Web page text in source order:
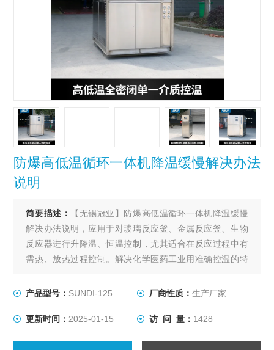
防爆高低温循环一体机降温缓慢解决办法
说明
简要描述：
【无锡冠亚】防爆高低温循环一体机降温缓慢
解决办法说明，应用于对玻璃反应釜、金属反应釜、生物
反应器进行升降温、恒温控制，尤其适合在反应过程中有
需热、放热过程控制。解决化学医药工业用准确控温的特
进程的加热及冷却、恒温系统。
产品型号： SUNDI-125 厂商性质： 生产厂家
更新时间： 2025-01-15 访 问 量： 1428